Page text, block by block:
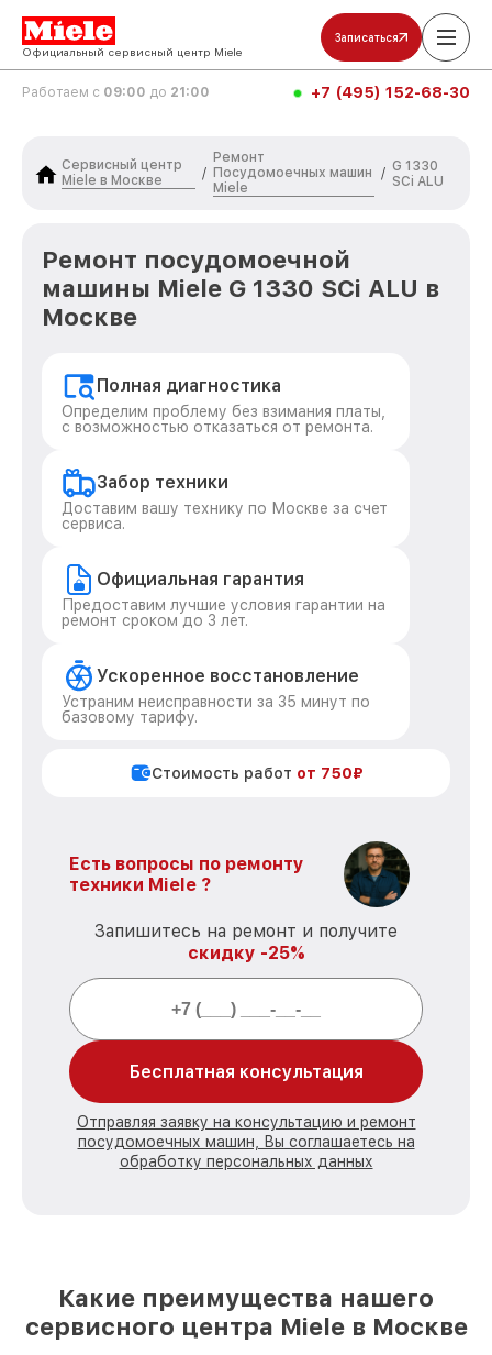
Официальный сервисный центр Miele
Записаться
Работаем с 09:00 до 21:00 +7 (495) 152-68-30
Сервисный центр
Miele в Москве
/
Ремонт
Посудомоечных машин
Miele
/ G 1330
SCi ALU
Ремонт посудомоечной
машины Miele G 1330 SCi ALU в
Москве
Полная диагностика
Определим проблему без взимания платы,
с возможностью отказаться от ремонта.
Забор техники
Доставим вашу технику по Москве за счет
сервиса.
Официальная гарантия
Предоставим лучшие условия гарантии на
ремонт сроком до 3 лет.
Ускоренное восстановление
Устраним неисправности за 35 минут по
базовому тарифу.
Стоимость работ от 750₽
Есть вопросы по ремонту
техники Miele ?
Запишитесь на ремонт и получите
скидку -25%
Бесплатная консультация
Отправляя заявку на консультацию и ремонт
посудомоечных машин, Вы соглашаетесь на
обработку персональных данных
Какие преимущества нашего
сервисного центра Miele в Москве